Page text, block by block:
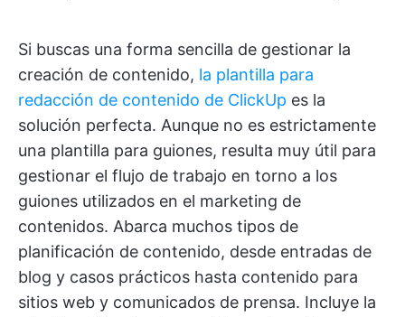
Si buscas una forma sencilla de gestionar la
creación de contenido, la plantilla para
redacción de contenido de ClickUp es la
solución perfecta. Aunque no es estrictamente
una plantilla para guiones, resulta muy útil para
gestionar el flujo de trabajo en torno a los
guiones utilizados en el marketing de
contenidos. Abarca muchos tipos de
planificación de contenido, desde entradas de
blog y casos prácticos hasta contenido para
sitios web y comunicados de prensa. Incluye la